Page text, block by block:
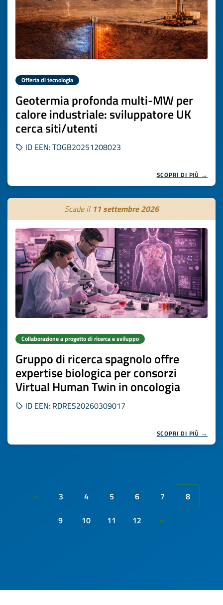
Offerta di tecnologia
Geotermia profonda multi-MW per
calore industriale: sviluppatore UK
cerca siti/utenti
ID EEN: TOGB20251208023
SCOPRI DI PIÙ →
Scade il 11 settembre 2026
Collaborazione a progetto di ricerca e sviluppo
Gruppo di ricerca spagnolo offre
expertise biologica per consorzi
Virtual Human Twin in oncologia
ID EEN: RDRES20260309017
SCOPRI DI PIÙ →
« 3 4 5 6 7
8
9
10 11 12 »